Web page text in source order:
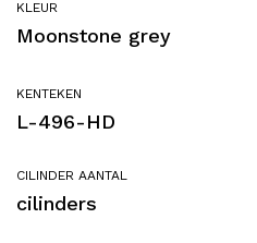
KLEUR
Moonstone grey
KENTEKEN
L-496-HD
CILINDER AANTAL
cilinders